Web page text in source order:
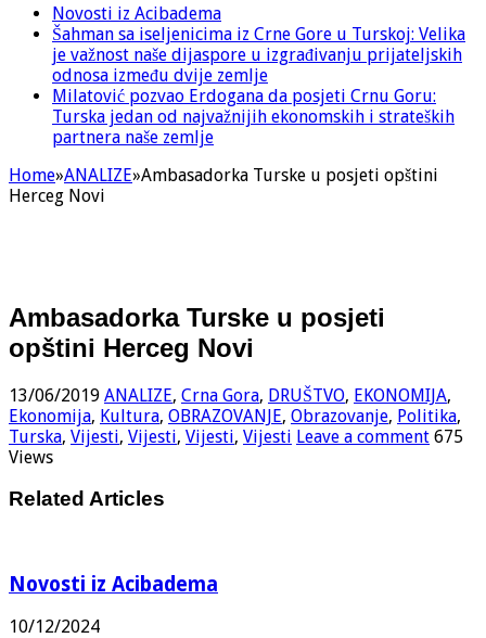
Novosti iz Acibadema
Šahman sa iseljenicima iz Crne Gore u Turskoj: Velika
je važnost naše dijaspore u izgrađivanju prijateljskih
odnosa između dvije zemlje
Milatović pozvao Erdogana da posjeti Crnu Goru:
Turska jedan od najvažnijih ekonomskih i strateških
partnera naše zemlje
Home»ANALIZE»Ambasadorka Turske u posjeti opštini
Herceg Novi
Ambasadorka Turske u posjeti
opštini Herceg Novi
13/06/2019 ANALIZE, Crna Gora, DRUŠTVO, EKONOMIJA,
Ekonomija, Kultura, OBRAZOVANJE, Obrazovanje, Politika,
Turska, Vijesti, Vijesti, Vijesti, Vijesti Leave a comment 675
Views
Related Articles
Novosti iz Acibadema
10/12/2024